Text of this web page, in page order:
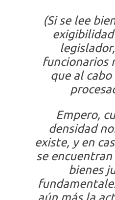
(Si se lee
funcionarios
que al
Empero,
densidad
existe, y en
se
bienes
aún más la